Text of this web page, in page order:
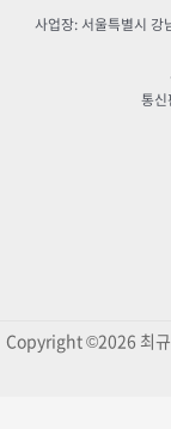
사업장: 서울특별시
통
Copyright ©2026 최